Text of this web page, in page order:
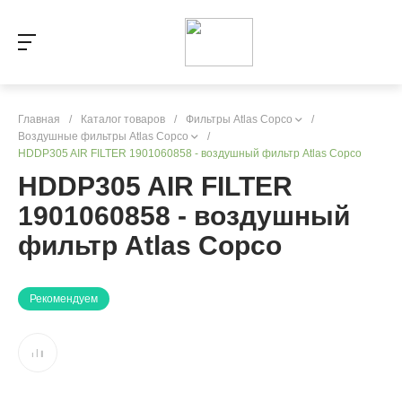
Главная / Каталог товаров / Фильтры Atlas Copco
/
Воздушные фильтры Atlas Copco
/
HDDP305 AIR FILTER 1901060858 - воздушный фильтр Atlas Copco
HDDP305 AIR FILTER
1901060858 - воздушный
фильтр Atlas Copco
Рекомендуем